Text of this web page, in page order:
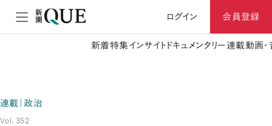
ログイン 会員登録
新着特集 インサイト ドキュメンタリー 連載動画
連載｜政治
Vol. 352